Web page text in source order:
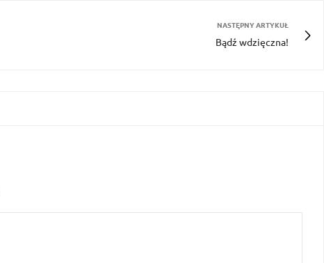
NASTĘPNY ARTYKUŁ
Bądź wdzięczna!